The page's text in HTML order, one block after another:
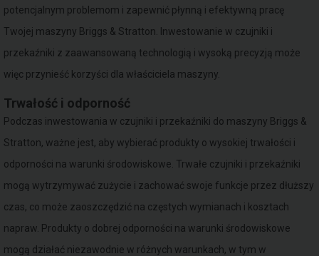
potencjalnym problemom i zapewnić płynną i efektywną pracę
Twojej maszyny Briggs & Stratton. Inwestowanie w czujniki i
przekaźniki z zaawansowaną technologią i wysoką precyzją może
więc przynieść korzyści dla właściciela maszyny.
Trwałość i odporność
Podczas inwestowania w czujniki i przekaźniki do maszyny Briggs &
Stratton, ważne jest, aby wybierać produkty o wysokiej trwałości i
odporności na warunki środowiskowe. Trwałe czujniki i przekaźniki
mogą wytrzymywać zużycie i zachować swoje funkcje przez dłuższy
czas, co może zaoszczędzić na częstych wymianach i kosztach
napraw. Produkty o dobrej odporności na warunki środowiskowe
mogą działać niezawodnie w różnych warunkach, w tym w